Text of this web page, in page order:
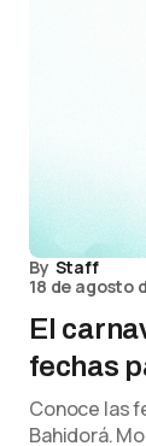
By Staff
18 de agosto
El
fechas
Conoce las
Bahidorá.